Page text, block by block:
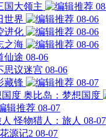
国大领主
世界
08-06
进化
08-06
之海
08-06
仙途 08-06
思议迷宫 08-06
藏锋
08-07
奥比岛：梦想国度
08-07
怪物猎人：旅人 08-07
源记2 08-07